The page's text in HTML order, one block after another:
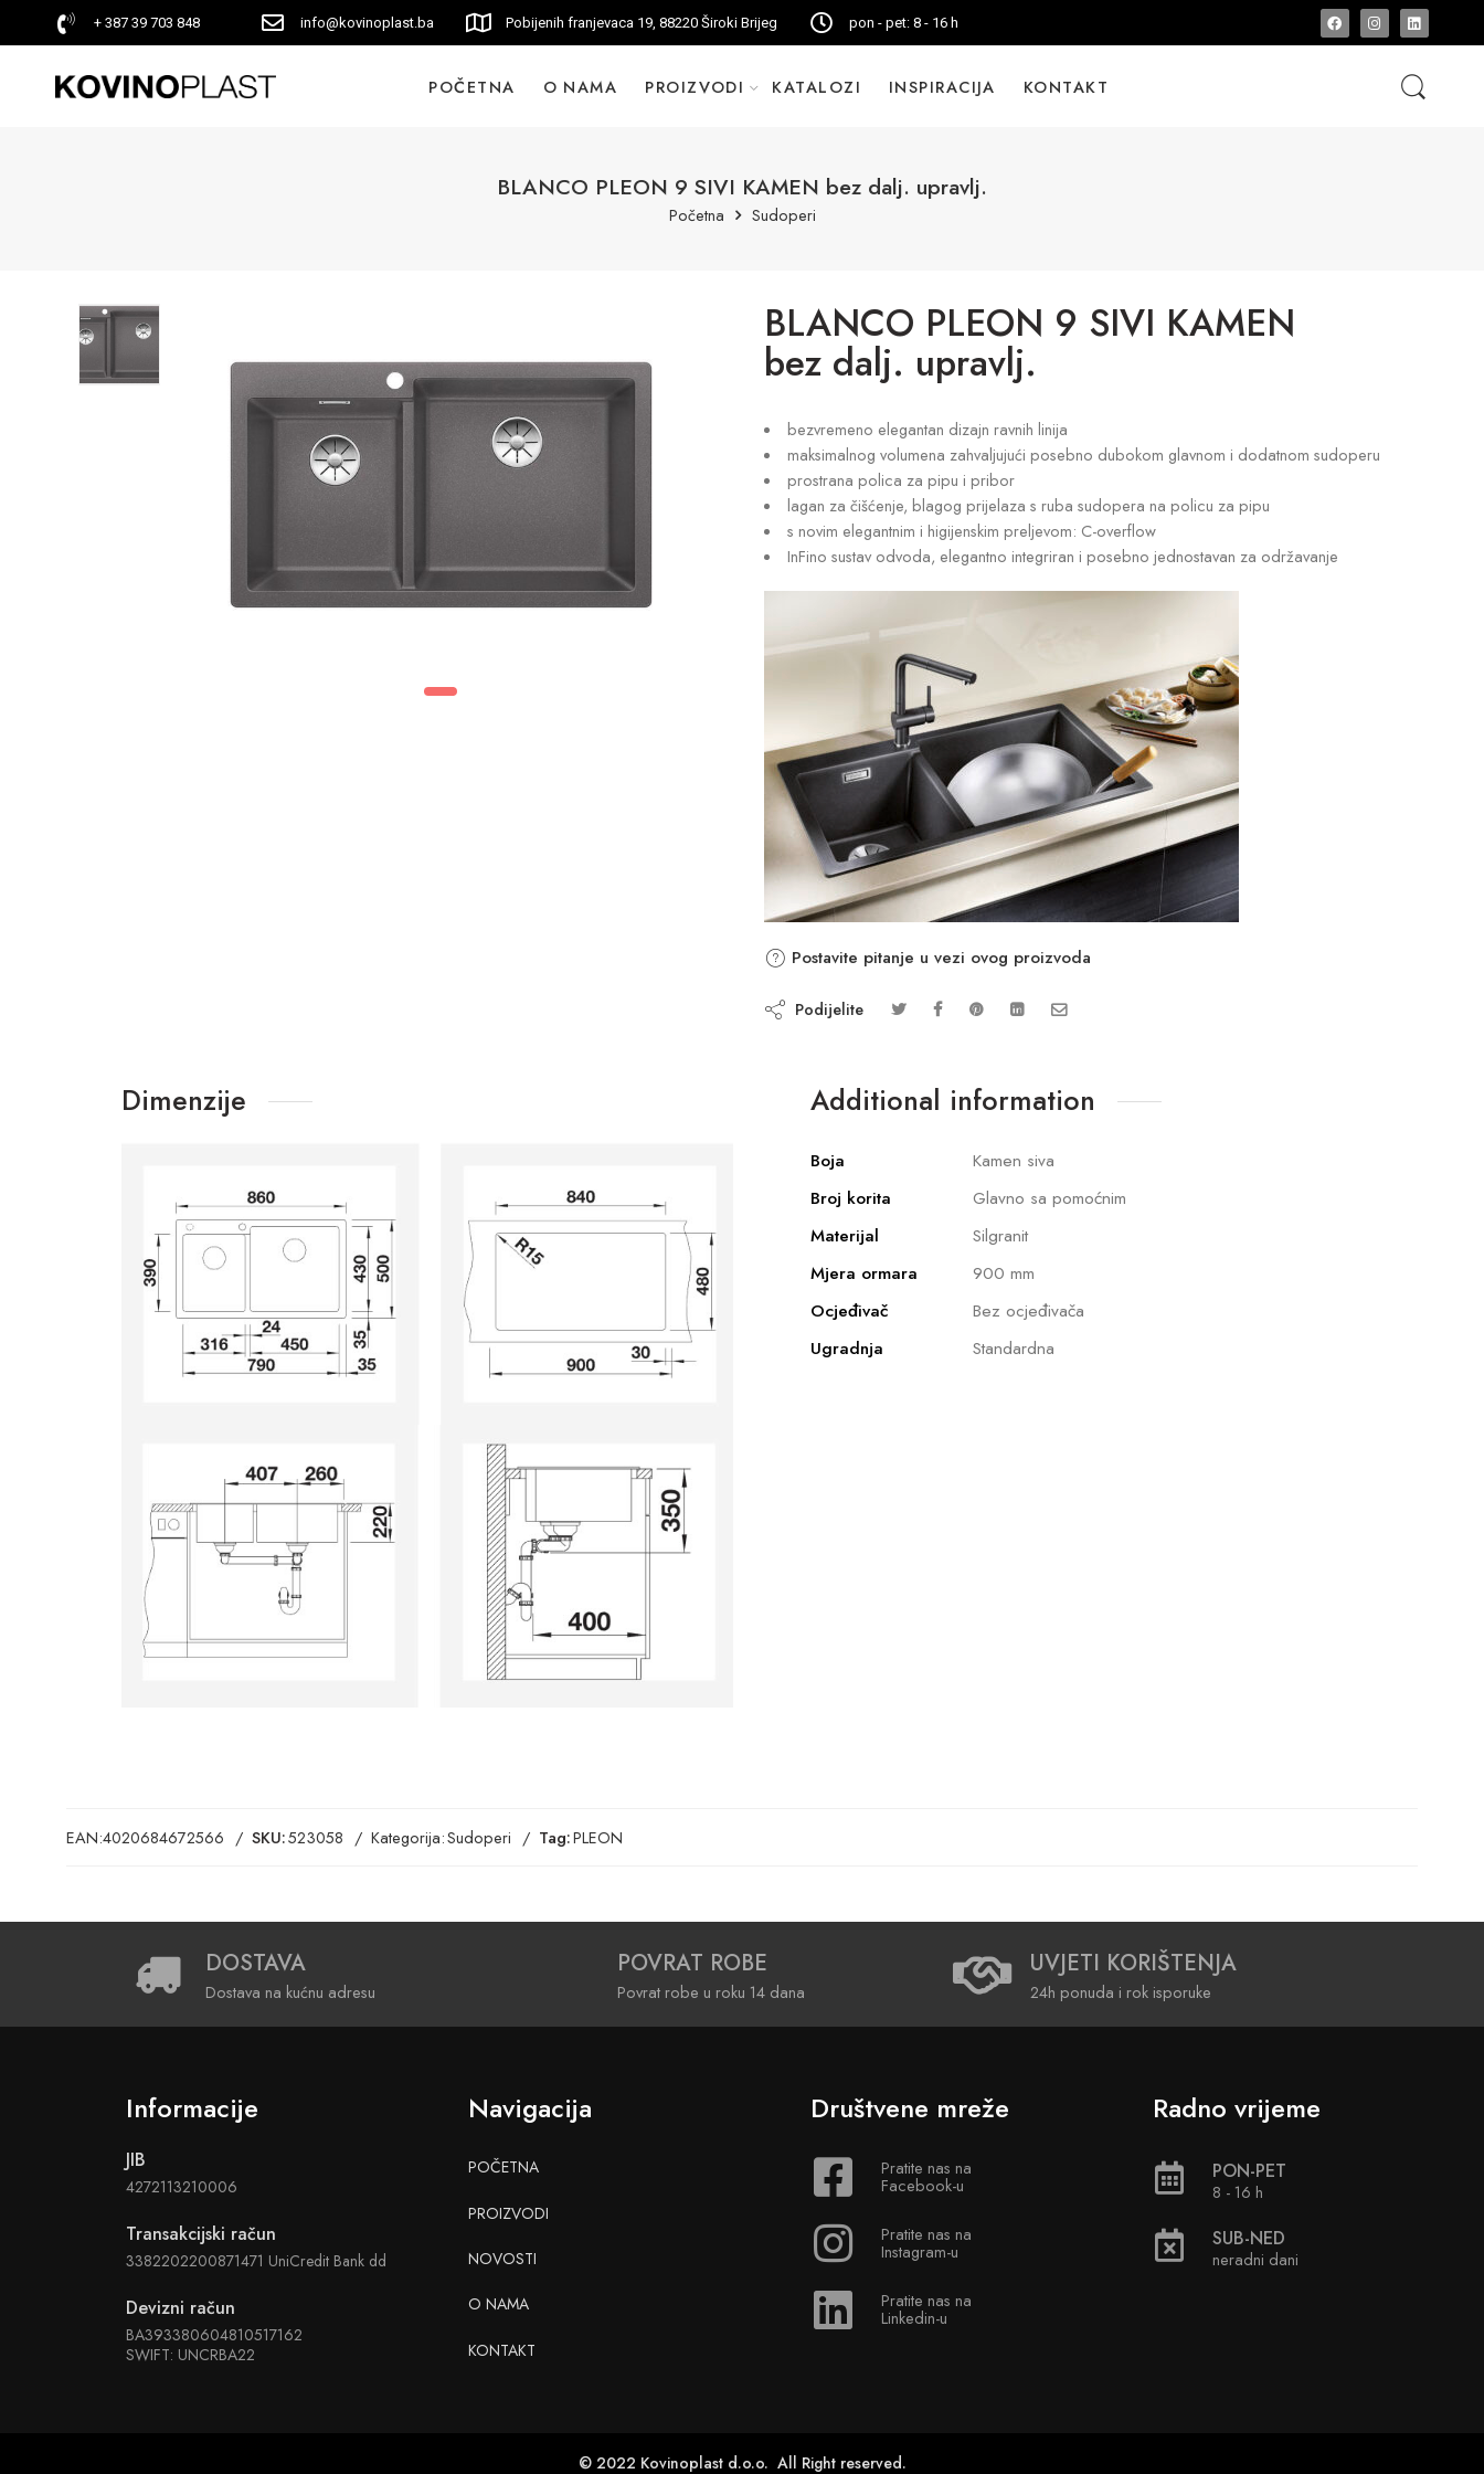
+ 387 39 703 848 info@kovinoplast.ba Pobijenih franjevaca 19, 88220 Široki Brijeg pon - pet: 8 - 16 h
POČETNA O NAMA PROIZVODI KATALOZI INSPIRACIJA KONTAKT
BLANCO PLEON 9 SIVI KAMEN bez dalj. upravlj.
Početna Sudoperi
BLANCO PLEON 9 SIVI KAMEN
bez dalj. upravlj.
bezvremeno elegantan dizajn ravnih linija
maksimalnog volumena zahvaljujući posebno dubokom glavnom i dodatnom sudoperu
prostrana polica za pipu i pribor
lagan za čišćenje, blagog prijelaza s ruba sudopera na policu za pipu
s novim elegantnim i higijenskim preljevom: C-overflow
InFino sustav odvoda, elegantno integriran i posebno jednostavan za održavanje
Postavite pitanje u vezi ovog proizvoda
Podijelite
Dimenzije Additional information
Boja
Kamen siva
Broj korita
Glavno sa pomoćnim
Materijal
Silgranit
Mjera ormara
900 mm
Ocjeđivač
Bez ocjeđivača
Ugradnja
Standardna
EAN:4020684672566 SKU:523058 Kategorija:Sudoperi Tag:PLEON
DOSTAVA
Dostava na kućnu adresu
POVRAT ROBE
Povrat robe u roku 14 dana
UVJETI KORIŠTENJA
24h ponuda i rok isporuke
Informacije
JIB
4272113210006
Transakcijski račun
3382202200871471 UniCredit Bank dd
Devizni račun
BA393380604810517162
SWIFT: UNCRBA22
Navigacija
POČETNA
PROIZVODI
NOVOSTI
O NAMA
KONTAKT
Društvene mreže
Pratite nas na
Facebook-u
Pratite nas na
Instagram-u
Pratite nas na
Linkedin-u
Radno vrijeme
PON-PET
8 - 16 h
SUB-NED
neradni dani
© 2022 Kovinoplast d.o.o. All Right reserved.